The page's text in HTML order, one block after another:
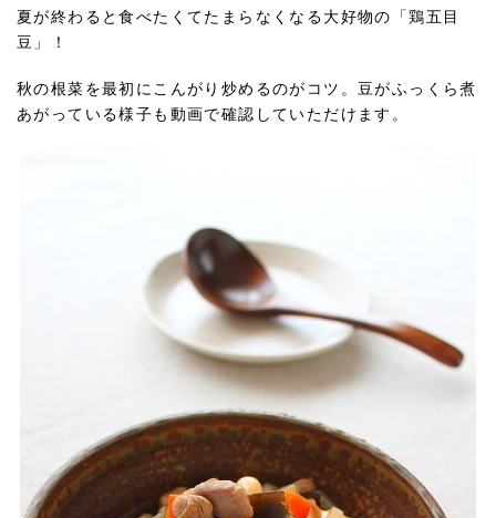
夏が終わると食べたくてたまらなくなる大好物の「鶏五目
豆」！
秋の根菜を最初にこんがり炒めるのがコツ。豆がふっくら煮
あがっている様子も動画で確認していただけます。